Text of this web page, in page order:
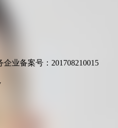
业备案号：201708210015